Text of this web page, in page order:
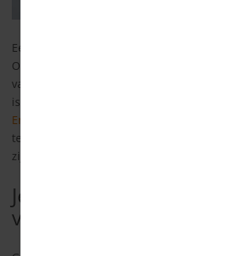
Een energienota kan een ingewikkelde
Opslag Duurzame Energie,
variabele leveringskosten en de kosten die
is het allemaal en hoe weet je nou of de
Energieprijzen vergelijken
terwijl het helemaal niet moeilijk of
zijn.
Je kunt zelf
vergelijken